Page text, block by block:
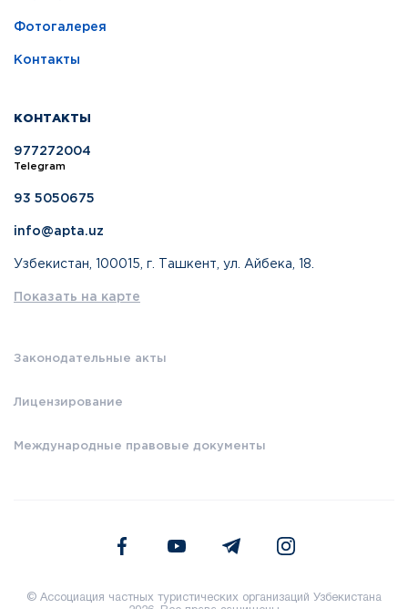
Фотогалерея
Контакты
КОНТАКТЫ
977272004
Telegram
93 5050675
info@apta.uz
Узбекистан, 100015, г. Ташкент, ул. Айбека, 18.
Показать на карте
Законодательные акты
Лицензирование
Международные правовые документы
© Ассоциация частных туристических организаций Узбекистана